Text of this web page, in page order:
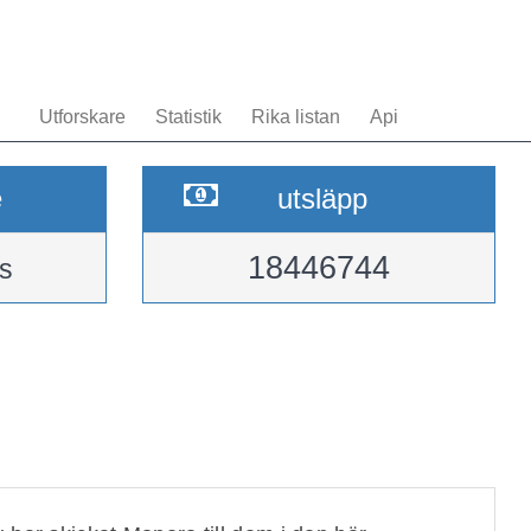
Utforskare Statistik Rika listan Api
utsläpp
18446744